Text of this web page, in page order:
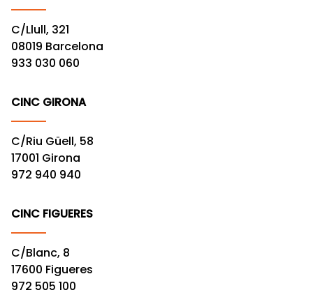
C/Llull, 321
08019 Barcelona
933 030 060
CINC GIRONA
C/Riu Güell, 58
17001 Girona
972 940 940
CINC FIGUERES
C/Blanc, 8
17600 Figueres
972 505 100